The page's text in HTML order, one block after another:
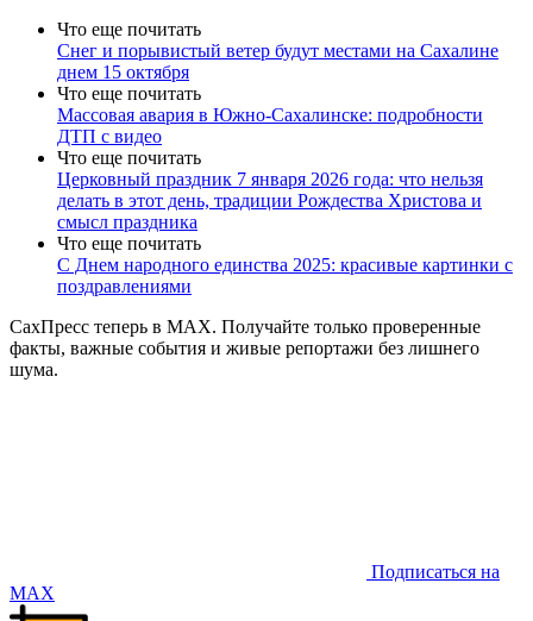
Что еще почитать
Снег и порывистый ветер будут местами на Сахалине
днем 15 октября
Что еще почитать
Массовая авария в Южно-Сахалинске: подробности
ДТП с видео
Что еще почитать
Церковный праздник 7 января 2026 года: что нельзя
делать в этот день, традиции Рождества Христова и
смысл праздника
Что еще почитать
С Днем народного единства 2025: красивые картинки с
поздравлениями
СахПресс теперь в MAX. Получайте только проверенные
факты, важные события и живые репортажи без лишнего
шума.
Подписаться на
MAX